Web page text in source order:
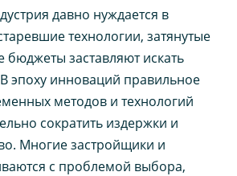
давно нуждается в
технологии, затянутые
бюджеты заставляют искать
эпоху инноваций правильное
методов и технологий
сократить издержки и
Многие застройщики и
с проблемой выбора,